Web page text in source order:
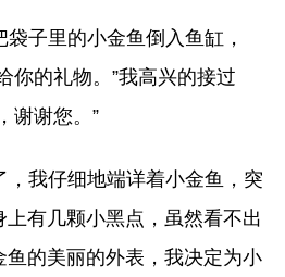
子里的小金鱼倒入鱼缸，
你的礼物。”我高兴的接过
谢谢您。”
，我仔细地端详着小金鱼，突
有几颗小黑点，虽然看不出
的美丽的外表，我决定为小